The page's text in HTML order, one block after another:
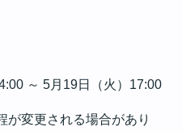
～ 5月19日（火）17:00
変更される場合があり